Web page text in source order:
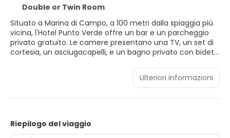
Double or Twin Room
Situato a Marina di Campo, a 100 metri dalla spiaggia più
vicina, l'Hotel Punto Verde offre un bar e un parcheggio
privato gratuito. Le camere presentano una TV, un set di
cortesia, un asciugacapelli, e un bagno privato con bidet
Feovaia e 15 km da Portoferraio, da cui partono i traghetti
Ulteriori informazioni
Riepilogo del viaggio